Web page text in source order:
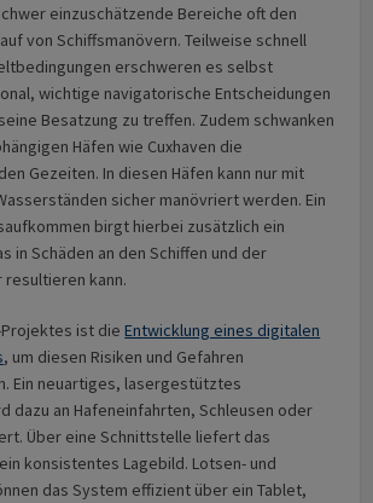
einzuschätzende Bereiche oft den
von Schiffsmanövern. Teilweise schnell
erschweren es selbst
wichtige navigatorische Entscheidungen
Besatzung zu treffen. Zudem schwanken
Häfen wie Cuxhaven die
Gezeiten. In diesen Häfen kann nur mit
sicher manövriert werden. Ein
birgt hierbei zusätzlich ein
in Schäden an den Schiffen und der
kann.
Projektes ist dieEntwicklung eines digitalen
, um diesen Risiken und Gefahren
Ein neuartiges, lasergestütztes
dazu an Hafeneinfahrten, Schleusen oder
Über eine Schnittstelle liefert das
konsistentes Lagebild. Lotsen- und
das System effizient über ein Tablet,